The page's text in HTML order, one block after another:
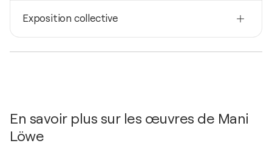
France
Né(e) en
1991
Exposition collective
En savoir plus sur les œuvres de Mani
Löwe